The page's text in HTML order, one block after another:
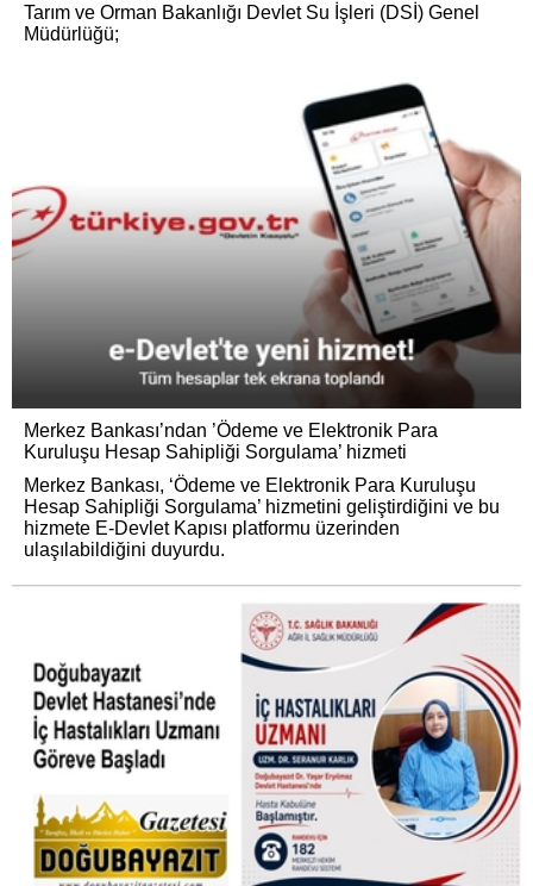
Tarım ve Orman Bakanlığı Devlet Su İşleri (DSİ) Genel
Müdürlüğü;
Merkez Bankası’ndan ’Ödeme ve Elektronik Para
Kuruluşu Hesap Sahipliği Sorgulama’ hizmeti
Merkez Bankası, ‘Ödeme ve Elektronik Para Kuruluşu
Hesap Sahipliği Sorgulama’ hizmetini geliştirdiğini ve bu
hizmete E-Devlet Kapısı platformu üzerinden
ulaşılabildiğini duyurdu.